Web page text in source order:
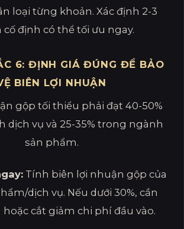
loại từng khoản. Xác định 2-3
cố định có thể tối ưu ngay.
6: ĐỊNH GIÁ ĐÚNG ĐỂ BẢO
BIÊN LỢI NHUẬN
gộp tối thiểu phải đạt 40-50%
dịch vụ và 25-35% trong ngành
sản phẩm.
Tính biên lợi nhuận gộp của
dịch vụ. Nếu dưới 30%, cần
hoặc cắt giảm chi phí đầu vào.